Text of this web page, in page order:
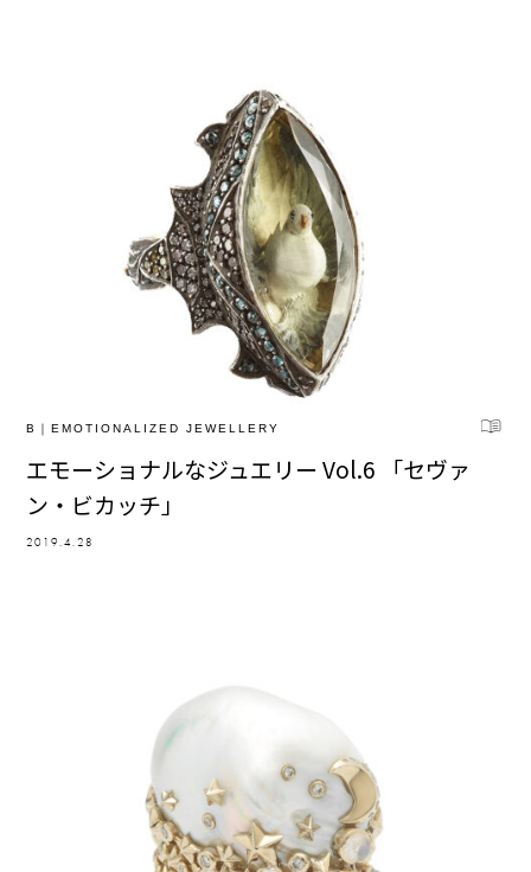
B｜EMOTIONALIZED JEWELLERY
エモーショナルなジュエリー Vol.6 「セヴァ
ン・ビカッチ」
2019.4.28